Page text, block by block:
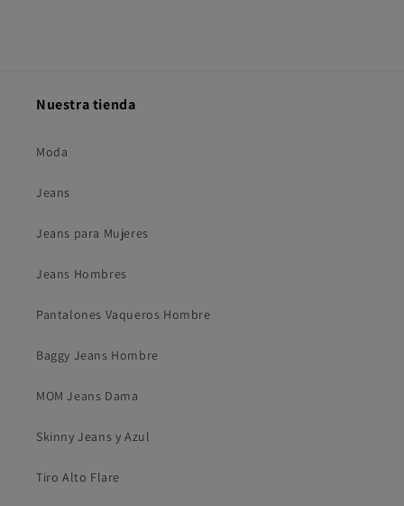
Nuestra tienda
Moda
Jeans
Jeans para Mujeres
Jeans Hombres
Pantalones Vaqueros Hombre
Baggy Jeans Hombre
MOM Jeans Dama
Skinny Jeans y Azul
Tiro Alto Flare